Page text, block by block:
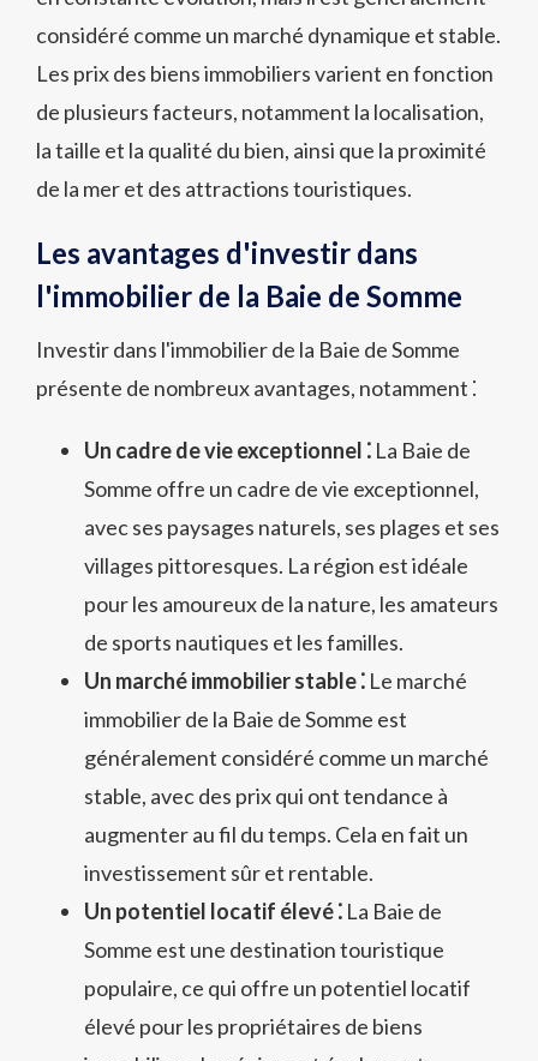
considéré comme un marché dynamique et stable.
Les prix des biens immobiliers varient en fonction
de plusieurs facteurs, notamment la localisation,
la taille et la qualité du bien, ainsi que la proximité
de la mer et des attractions touristiques.
Les avantages d'investir dans
l'immobilier de la Baie de Somme
Investir dans l'immobilier de la Baie de Somme
présente de nombreux avantages, notamment ⁚
Un cadre de vie exceptionnel ⁚ La Baie de
Somme offre un cadre de vie exceptionnel,
avec ses paysages naturels, ses plages et ses
villages pittoresques. La région est idéale
pour les amoureux de la nature, les amateurs
de sports nautiques et les familles.
Un marché immobilier stable ⁚ Le marché
immobilier de la Baie de Somme est
généralement considéré comme un marché
stable, avec des prix qui ont tendance à
augmenter au fil du temps. Cela en fait un
investissement sûr et rentable.
Un potentiel locatif élevé ⁚ La Baie de
Somme est une destination touristique
populaire, ce qui offre un potentiel locatif
élevé pour les propriétaires de biens